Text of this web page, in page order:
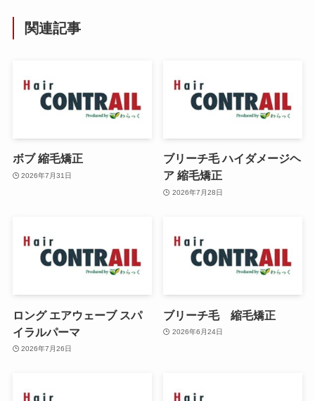
関連記事
ボブ 縮毛矯正
2026年7月31日
ブリーチ毛 ハイダメージヘ
ア 縮毛矯正
2026年7月28日
ロング エアウェーブ スパ
イラルパーマ
2026年7月26日
ブリーチ毛 縮毛矯正
2026年6月24日